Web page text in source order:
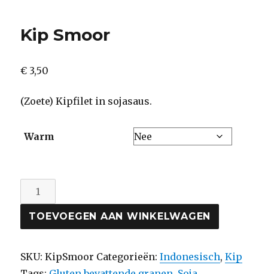
Kip Smoor
€ 3,50
(Zoete) Kipfilet in sojasaus.
Warm
Kip
Smoor
aantal
TOEVOEGEN AAN WINKELWAGEN
SKU:KipSmoor Categorieën:Indonesisch,Kip